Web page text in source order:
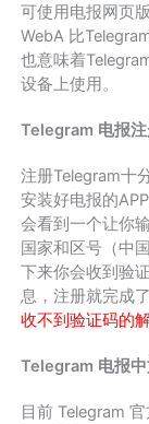
可使用电报网页
WebA 比
也意味着
设备上使用。
Telegram 电报
注册Telegram十
安装好电报的
会看到一个让你
国家和区号（中
下来你会收到验
息，注册就完成
收不到验证码的
Telegram 电报
目前 Telegram